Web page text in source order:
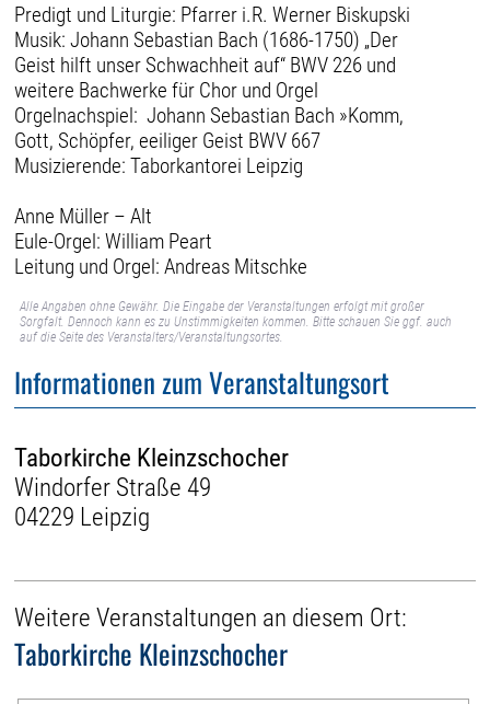
Predigt und Liturgie: Pfarrer i.R. Werner Biskupski
Musik: Johann Sebastian Bach (1686-1750) „Der
Geist hilft unser Schwachheit auf“ BWV 226 und
weitere Bachwerke für Chor und Orgel
Orgelnachspiel: Johann Sebastian Bach »Komm,
Gott, Schöpfer, eeiliger Geist BWV 667
Musizierende: Taborkantorei Leipzig
Anne Müller – Alt
Eule-Orgel: William Peart
Leitung und Orgel: Andreas Mitschke
Alle Angaben ohne Gewähr. Die Eingabe der Veranstaltungen erfolgt mit großer
Sorgfalt. Dennoch kann es zu Unstimmigkeiten kommen. Bitte schauen Sie ggf. auch
auf die Seite des Veranstalters/Veranstaltungsortes.
Informationen zum Veranstaltungsort
Taborkirche Kleinzschocher
Windorfer Straße 49
04229 Leipzig
Weitere Veranstaltungen an diesem Ort:
Taborkirche Kleinzschocher